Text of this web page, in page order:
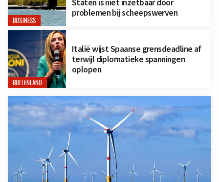
BUSINESS
problemen bij scheepswerven
BUITENLAND
Italië wijst Spaanse grensdeadline af
terwijl diplomatieke spanningen
oplopen